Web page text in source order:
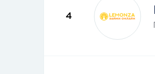
4